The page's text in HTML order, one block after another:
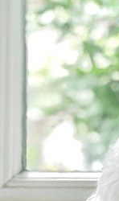
の
は
愛
情
表
実
は
そ
う
じ
ゃ
な
い
場